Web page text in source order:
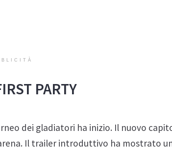
PARTY
dei gladiatori ha inizio. Il nuovo
Il trailer introduttivo ha mostrato